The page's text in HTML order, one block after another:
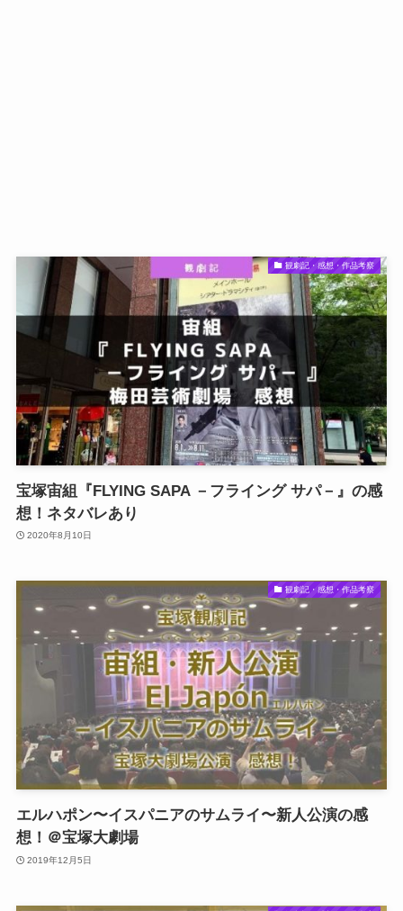
観劇記・感想・作品考察
宝塚宙組『FLYING SAPA －フライング サパ－』の感
想！ネタバレあり
2020年8月10日
観劇記・感想・作品考察
エルハポン〜イスパニアのサムライ〜新人公演の感
想！＠宝塚大劇場
2019年12月5日